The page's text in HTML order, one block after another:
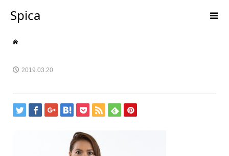
Spica
2019.03.20